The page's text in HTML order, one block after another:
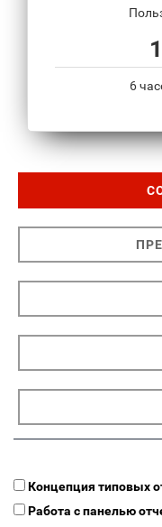
6
Концепция типовых
Работа с панелью